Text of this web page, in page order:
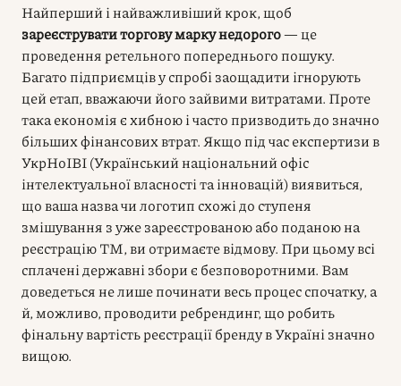
Найперший і найважливіший крок, щоб
зареєструвати торгову марку недорого— це
проведення ретельного попереднього пошуку.
Багато підприємців у спробі заощадити ігнорують
цей етап, вважаючи його зайвими витратами. Проте
така економія є хибною і часто призводить до значно
більших фінансових втрат. Якщо під час експертизи в
УкрНоІВІ (Український національний офіс
інтелектуальної власності та інновацій) виявиться,
що ваша назва чи логотип схожі до ступеня
змішування з уже зареєстрованою або поданою на
реєстрацію ТМ, ви отримаєте відмову. При цьому всі
сплачені державні збори є безповоротними. Вам
доведеться не лише починати весь процес спочатку, а
й, можливо, проводити ребрендинг, що робить
фінальну вартість реєстрації бренду в Україні значно
вищою.